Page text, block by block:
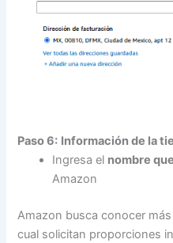
Paso 6: Información de la
Ingresa el nombre
Amazon
Amazon busca conocer
cual solicitan proporciones